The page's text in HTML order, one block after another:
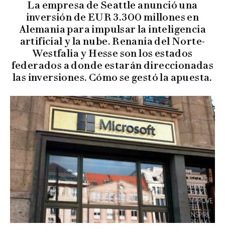
La empresa de Seattle anunció una
inversión de EUR 3.300 millones en
Alemania para impulsar la inteligencia
artificial y la nube. Renania del Norte-
Westfalia y Hesse son los estados
federados a donde estarán direccionadas
las inversiones. Cómo se gestó la apuesta.